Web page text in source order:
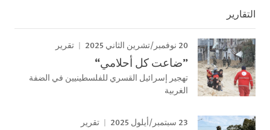
التقارير
20 نوفمبر/تشرين الثاني 2025 تقرير
”ضاعت كل أحلامي“
تهجير إسرائيل القسري للفلسطينيين في الضفة
الغربية
23 سبتمبر/أيلول 2025 تقرير